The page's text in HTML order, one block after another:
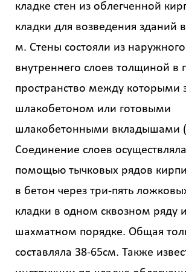
кладке стен из облегченной
кладки для возведения зданий
м. Стены состояли из
внутреннего слоев толщиной в
пространство между которыми
шлакобетоном или готовыми
шлакобетонными вкладышами
Соединение слоев
помощью тычковых рядов
в бетон через три-пять
кладки в одном сквозном ряду
шахматном порядке. Общая
составляла 38-65см. Также